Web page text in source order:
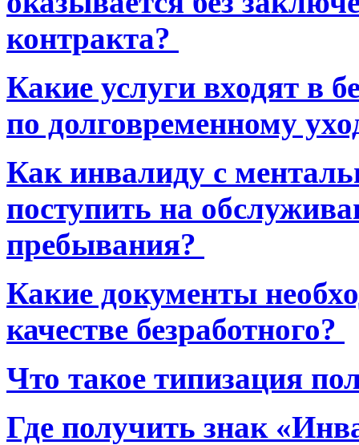
контракта?
Какие услуги входят в
по долговременному
Как инвалиду с
поступить на
пребывания?
Какие документы
качестве безработного?
Что такое типизация
Где получить знак